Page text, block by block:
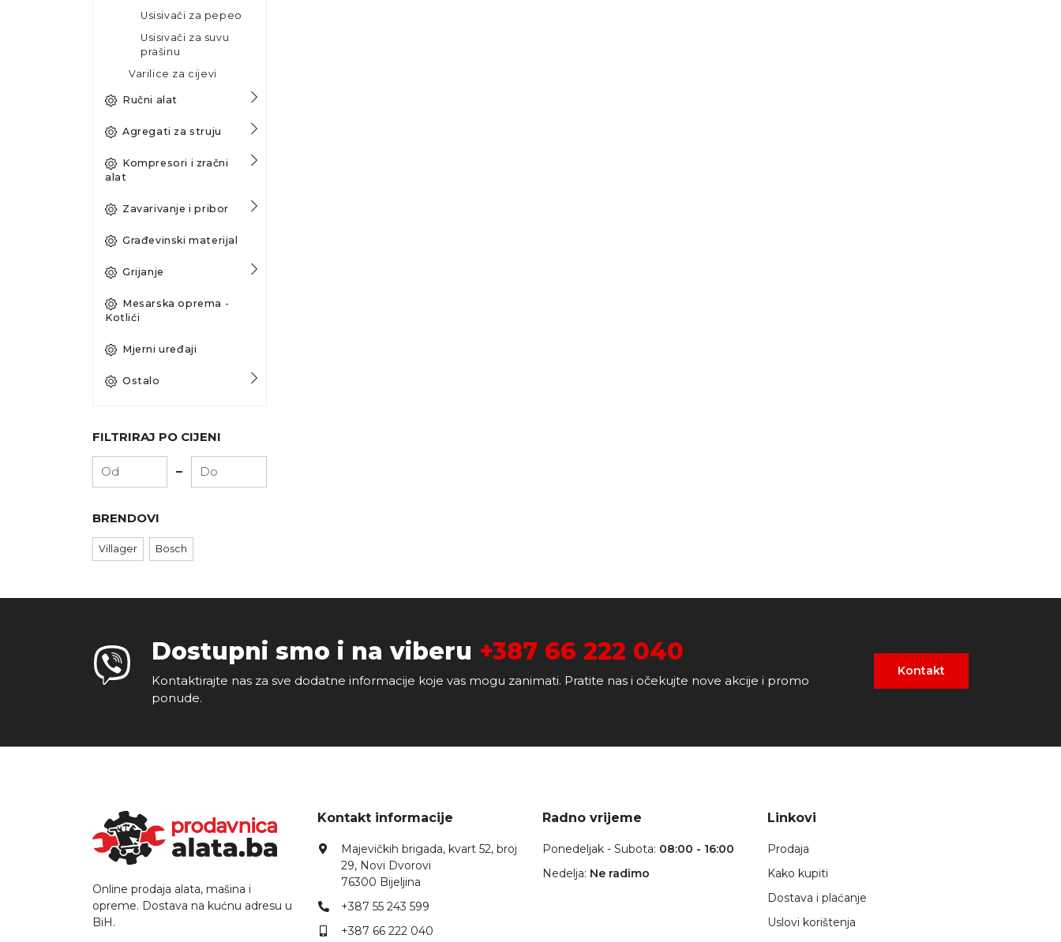
Usisivači za pepeo
Usisivači za suvu
prašinu
Varilice za cijevi
Ručni alat
Agregati za struju
Kompresori i zračni
alat
Zavarivanje i pribor
Građevinski materijal
Grijanje
Mesarska oprema -
Kotlići
Mjerni uređaji
Ostalo
FILTRIRAJ PO CIJENI
-
BRENDOVI
Villager Bosch
Dostupni smo i na viberu +387 66 222 040
Kontaktirajte nas za sve dodatne informacije koje vas mogu zanimati. Pratite nas i očekujte nove akcije i promo
ponude.
Kontakt
Online prodaja alata, mašina i
opreme. Dostava na kućnu adresu u
BiH.
Kontakt informacije
Majevičkih brigada, kvart 52, broj
29, Novi Dvorovi
76300 Bijeljina
+387 55 243 599
+387 66 222 040
Radno vrijeme
Ponedeljak - Subota: 08:00 - 16:00
Nedelja: Ne radimo
Linkovi
Prodaja
Kako kupiti
Dostava i plaćanje
Uslovi korištenja